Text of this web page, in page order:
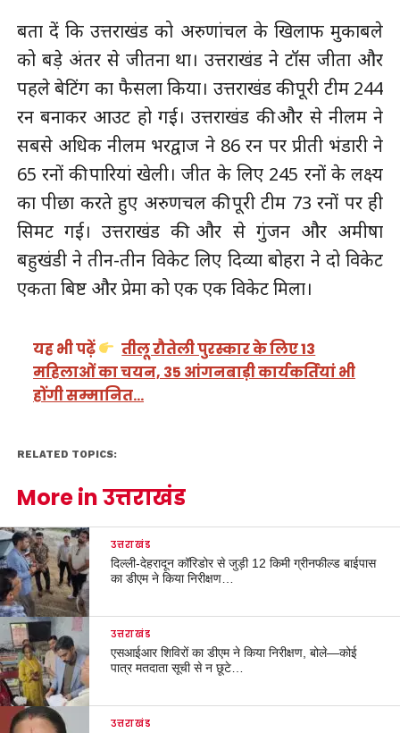
बता दें कि उत्तराखंड को अरुणांचल के खिलाफ मुकाबले
को बड़े अंतर से जीतना था। उत्तराखंड ने टॉस जीता और
पहले बेटिंग का फैसला किया। उत्तराखंड की पूरी टीम 244
रन बनाकर आउट हो गई। उत्तराखंड की और से नीलम ने
सबसे अधिक नीलम भरद्वाज ने 86 रन पर प्रीती भंडारी ने
65 रनों की पारियां खेली। जीत के लिए 245 रनों के लक्ष्य
का पीछा करते हुए अरुणचल की पूरी टीम 73 रनों पर ही
सिमट गई। उत्तराखंड की और से गुंजन और अमीषा
बहुखंडी ने तीन-तीन विकेट लिए दिव्या बोहरा ने दो विकेट
एकता बिष्ट और प्रेमा को एक एक विकेट मिला।
यह भी पढ़ें
तीलू रौतेली पुरस्कार के लिए 13
महिलाओं का चयन, 35 आंगनबाड़ी कार्यकर्तियां भी
होंगी सम्मानित…
RELATED TOPICS:
More in उत्तराखंड
उत्तराखंड
दिल्ली-देहरादून कॉरिडोर से जुड़ी 12 किमी ग्रीनफील्ड बाईपास
का डीएम ने किया निरीक्षण…
उत्तराखंड
एसआईआर शिविरों का डीएम ने किया निरीक्षण, बोले—कोई
पात्र मतदाता सूची से न छूटे…
उत्तराखंड